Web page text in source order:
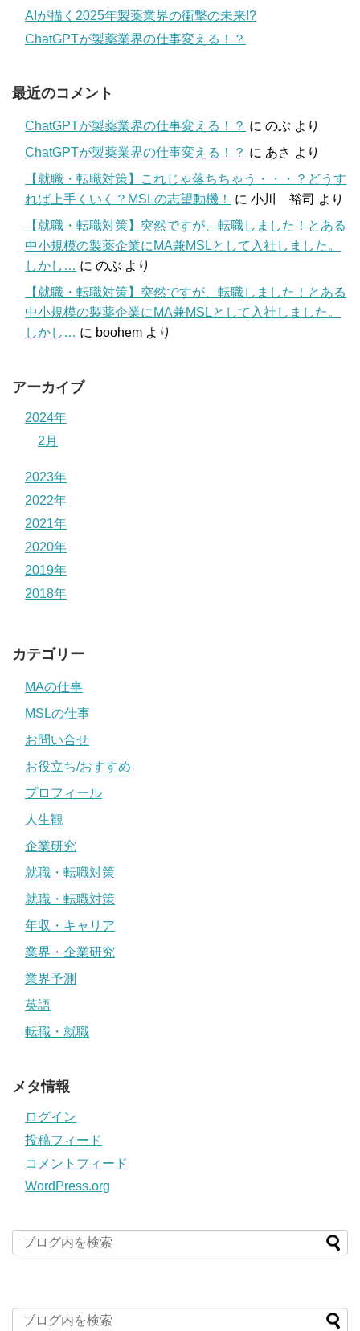
AIが描く2025年製薬業界の衝撃の未来!?
ChatGPTが製薬業界の仕事変える！？
最近のコメント
ChatGPTが製薬業界の仕事変える！？ に のぶ より
ChatGPTが製薬業界の仕事変える！？ に あさ より
【就職・転職対策】これじゃ落ちちゃう・・・？どうす
れば上手くいく？MSLの志望動機！
に 小川 裕司 より
【就職・転職対策】突然ですが、転職しました！とある
中小規模の製薬企業にMA兼MSLとして入社しました。
しかし… に のぶ より
【就職・転職対策】突然ですが、転職しました！とある
中小規模の製薬企業にMA兼MSLとして入社しました。
しかし… に boohem より
アーカイブ
2024年
2月
2023年
2022年
2021年
2020年
2019年
2018年
カテゴリー
MAの仕事
MSLの仕事
お問い合せ
お役立ち/おすすめ
プロフィール
人生観
企業研究
就職・転職対策
就職・転職対策
年収・キャリア
業界・企業研究
業界予測
英語
転職・就職
メタ情報
ログイン
投稿フィード
コメントフィード
WordPress.org